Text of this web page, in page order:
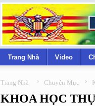
Trang Nhà Video
Trang Nhà › Chuyên Mục ›
KHOA HỌC